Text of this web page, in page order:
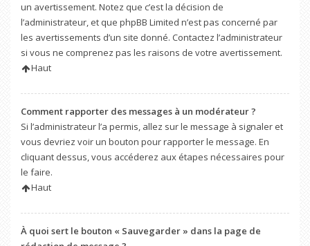
un avertissement. Notez que c’est la décision de
l’administrateur, et que phpBB Limited n’est pas concerné par
les avertissements d’un site donné. Contactez l’administrateur
si vous ne comprenez pas les raisons de votre avertissement.
Haut
Comment rapporter des messages à un modérateur ?
Si l’administrateur l’a permis, allez sur le message à signaler et
vous devriez voir un bouton pour rapporter le message. En
cliquant dessus, vous accéderez aux étapes nécessaires pour
le faire.
Haut
À quoi sert le bouton « Sauvegarder » dans la page de